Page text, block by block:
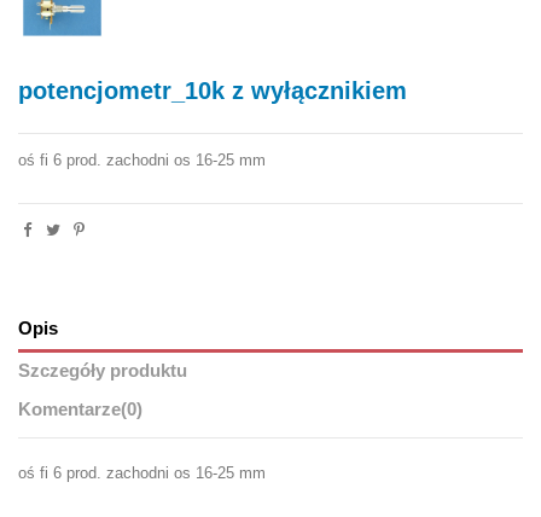
potencjometr_10k z wyłącznikiem
oś fi 6 prod. zachodni os 16-25 mm
Opis
Szczegóły produktu
Komentarze(0)
oś fi 6 prod. zachodni os 16-25 mm